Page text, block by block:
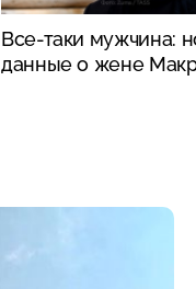
Все-таки мужчина:
данные о жене